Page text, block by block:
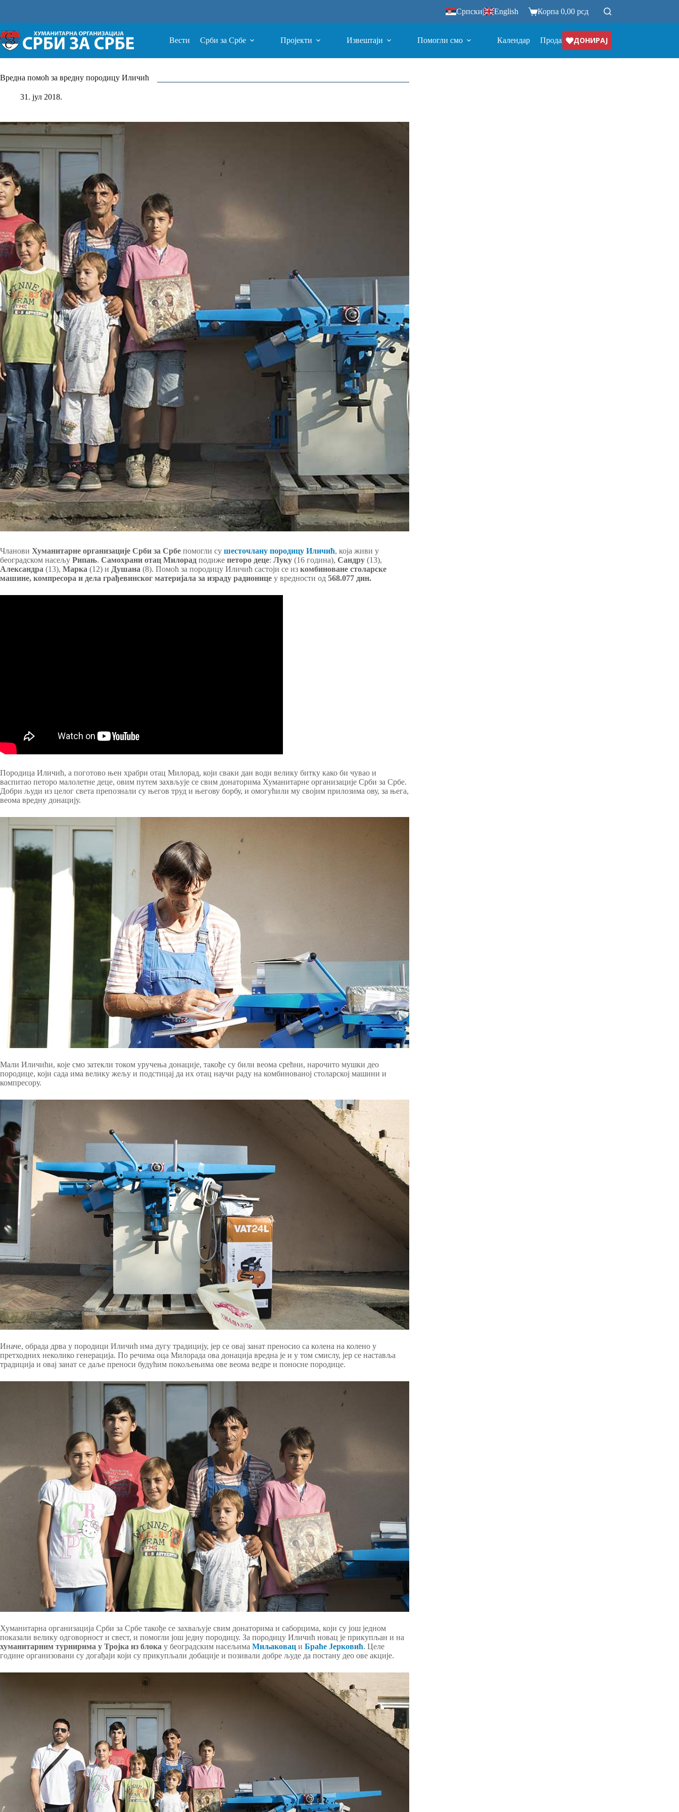
Српски| English Корпа 0,00 рсд
Вести Срби за Србе Пројекти Извештаји Помогли смо Календар ПродавницаДОНИРАЈ
Вредна помоћ за вредну породицу Иличић
31. јул 2018.
Чланови Хуманитарне организације Срби за Србе помогли су шесточлану породицу Иличић, која живи у
београдском насељу Рипањ. Самохрани отац Милорад подиже петоро деце: Луку (16 година), Сандру (13),
Александра (13), Марка (12) и Душана (8). Помоћ за породицу Иличић састоји се из комбиноване столарске
машине, компресора и дела грађевинског материјала за израду радионице у вредности од 568.077 дин.
Породица Иличић, а поготово њен храбри отац Милорад, који сваки дан води велику битку како би чувао и
васпитао петоро малолетне деце, овим путем захвљује се свим донаторима Хуманитарне организације Срби за Србе.
Добри људи из целог света препознали су његов труд и његову борбу, и омогућили му својим прилозима ову, за њега,
веома вредну донацију.
Мали Иличићи, које смо затекли током уручења донације, такође су били веома срећни, нарочито мушки део
породице, који сада има велику жељу и подстицај да их отац научи раду на комбинованој столарској машини и
компресору.
Иначе, обрада дрва у породици Иличић има дугу традицију, јер се овај занат преносио са колена на колено у
претходних неколико генерација. По речима оца Милорада ова донација вредна је и у том смислу, јер се наставља
традиција и овај занат се даље преноси будућим покољењима ове веома ведре и поносне породице.
Хуманитарна организација Срби за Србе такође се захваљује свим донаторима и саборцима, који су још једном
показали велику одговорност и свест, и помогли још једну породицу. За породицу Иличић новац је прикупљан и на
хуманитарним турнирима у Тројка из блока у београдским насељима Миљаковац и Браће Јерковић. Целе
године организовани су догађаји који су прикупљали добације и позивали добре људе да постану део ове акције.